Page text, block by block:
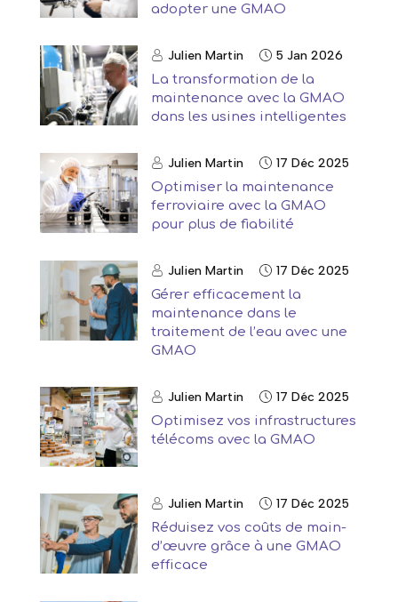
adopter une GMAO
Julien Martin
5 Jan 2026
La transformation de la
maintenance avec la GMAO
dans les usines intelligentes
Julien Martin
17 Déc 2025
Optimiser la maintenance
ferroviaire avec la GMAO
pour plus de fiabilité
Julien Martin
17 Déc 2025
Gérer efficacement la
maintenance dans le
traitement de l’eau avec une
GMAO
Julien Martin
17 Déc 2025
Optimisez vos infrastructures
télécoms avec la GMAO
Julien Martin
17 Déc 2025
Réduisez vos coûts de main-
d’œuvre grâce à une GMAO
efficace